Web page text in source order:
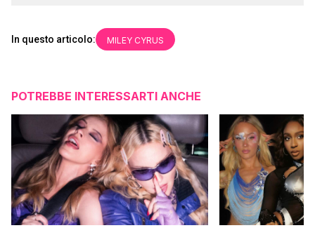
In questo articolo: MILEY CYRUS
POTREBBE INTERESSARTI ANCHE